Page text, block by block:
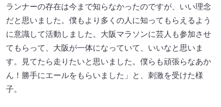
ランナーの存在は今まで知らなかったのですが、いい理念
だと思いました。僕もより多くの人に知ってもらえるよう
に意識して活動しました。大阪マラソンに芸人も参加させ
てもらって、大阪が一体になっていて、いいなと思いま
す。見てたら走りたいと思いました。僕らも頑張らなあか
ん！勝手にエールをもらいました」と、刺激を受けた様
子。